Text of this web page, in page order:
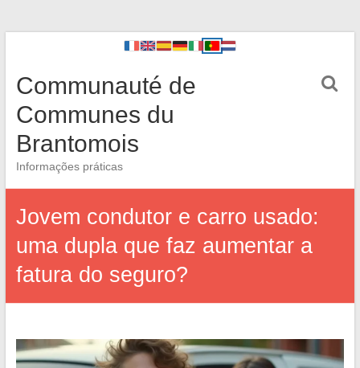
Communauté de
Communes du
Brantomois
Informações práticas
Jovem condutor e carro usado:
uma dupla que faz aumentar a
fatura do seguro?